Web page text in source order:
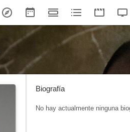
Biografía
No hay actualmente ninguna